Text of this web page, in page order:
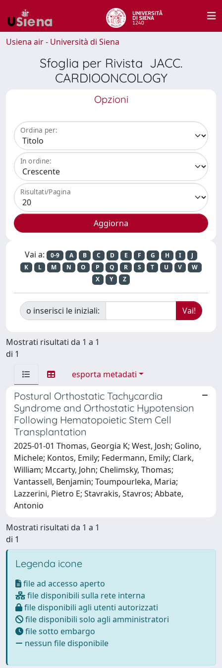
Usiena air - Università di Siena
Sfoglia per Rivista JACC.
CARDIOONCOLOGY
Opzioni
Ordina per:
In ordine:
Risultati/Pagina
Vai a: 0-9 A B C D E F G H I
J
K
L M N O P Q R S T U V
W
X
Y Z
o inserisci le iniziali:
Mostrati risultati da 1 a 1
di 1
esporta metadati
Postural Orthostatic Tachycardia
Syndrome and Orthostatic Hypotension
Following Hematopoietic Stem Cell
Transplantation
2025-01-01 Thomas, Georgia K; West, Josh; Golino,
Michele; Kontos, Emily; Federmann, Emily; Clark,
William; Mccarty, John; Chelimsky, Thomas;
Vantassell, Benjamin; Toumpourleka, Maria;
Lazzerini, Pietro E; Stavrakis, Stavros; Abbate,
Antonio
Mostrati risultati da 1 a 1
di 1
Legenda icone
file ad accesso aperto
file disponibili sulla rete interna
file disponibili agli utenti autorizzati
file disponibili solo agli amministratori
file sotto embargo
nessun file disponibile